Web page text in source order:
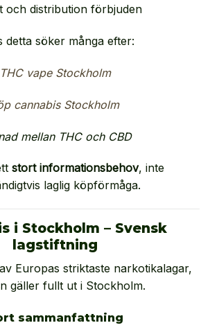
och distribution förbjuden
detta söker många efter:
THC vape Stockholm
cannabis Stockholm
mellan THC och CBD
stort informationsbehov, inte
laglig köpförmåga.
i Stockholm – Svensk
lagstiftning
Europas striktaste narkotikalagar,
gäller fullt ut i Stockholm.
sammanfattning